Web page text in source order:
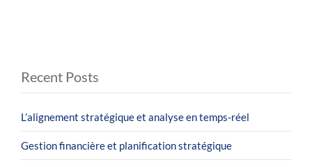
Recent Posts
L’alignement stratégique et analyse en temps-réel
Gestion financière et planification stratégique